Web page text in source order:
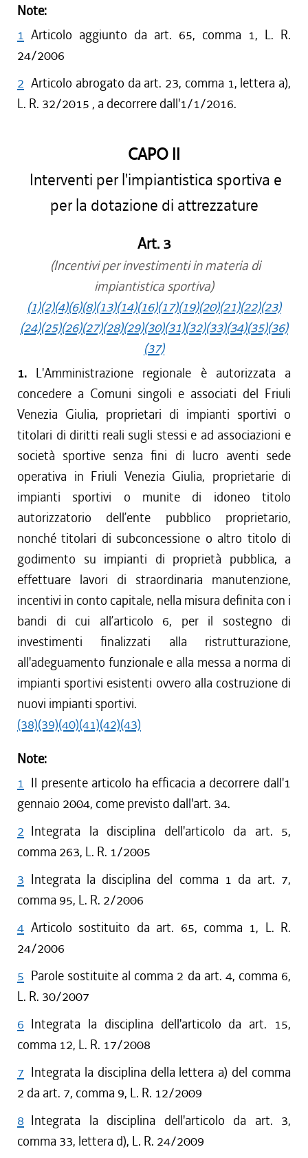
Note:
1 Articolo aggiunto da art. 65, comma 1, L. R.
24/2006
2 Articolo abrogato da art. 23, comma 1, lettera a),
L. R. 32/2015 , a decorrere dall'1/1/2016.
CAPO II
Interventi per l'impiantistica sportiva e
per la dotazione di attrezzature
Art. 3
(Incentivi per investimenti in materia di
impiantistica sportiva)
(1)(2)(4)(6)(8)(13)(14)(16)(17)(19)(20)(21)(22)(23)
(24)(25)(26)(27)(28)(29)(30)(31)(32)(33)(34)(35)(36)
(37)
1. L'Amministrazione regionale è autorizzata a
concedere a Comuni singoli e associati del Friuli
Venezia Giulia, proprietari di impianti sportivi o
titolari di diritti reali sugli stessi e ad associazioni e
società sportive senza fini di lucro aventi sede
operativa in Friuli Venezia Giulia, proprietarie di
impianti sportivi o munite di idoneo titolo
autorizzatorio dell’ente pubblico proprietario,
nonché titolari di subconcessione o altro titolo di
godimento su impianti di proprietà pubblica, a
effettuare lavori di straordinaria manutenzione,
incentivi in conto capitale, nella misura definita con i
bandi di cui all’articolo 6, per il sostegno di
investimenti finalizzati alla ristrutturazione,
all'adeguamento funzionale e alla messa a norma di
impianti sportivi esistenti ovvero alla costruzione di
nuovi impianti sportivi.
(38)(39)(40)(41)(42)(43)
Note:
1 Il presente articolo ha efficacia a decorrere dall'1
gennaio 2004, come previsto dall'art. 34.
2 Integrata la disciplina dell'articolo da art. 5,
comma 263, L. R. 1/2005
3 Integrata la disciplina del comma 1 da art. 7,
comma 95, L. R. 2/2006
4 Articolo sostituito da art. 65, comma 1, L. R.
24/2006
5 Parole sostituite al comma 2 da art. 4, comma 6,
L. R. 30/2007
6 Integrata la disciplina dell'articolo da art. 15,
comma 12, L. R. 17/2008
7 Integrata la disciplina della lettera a) del comma
2 da art. 7, comma 9, L. R. 12/2009
8 Integrata la disciplina dell'articolo da art. 3,
comma 33, lettera d), L. R. 24/2009